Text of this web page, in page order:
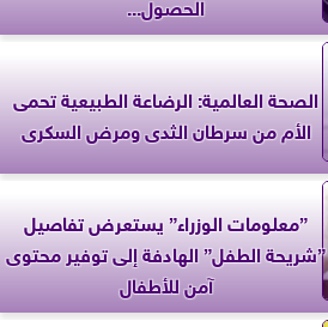
الصحة العالمية: الرضاعة الطبيعية تحمى
الأم من سرطان الثدى ومرض السكرى
”معلومات الوزراء” يستعرض تفاصيل
”شريحة الطفل” الهادفة إلى توفير محتوى
آمن للأطفال